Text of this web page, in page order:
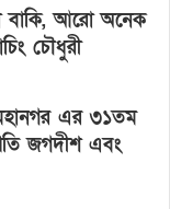
বাকি, আরো অনেক
চৌধুরী
মহানগর এর ৩১তম
জগদীশ এবং